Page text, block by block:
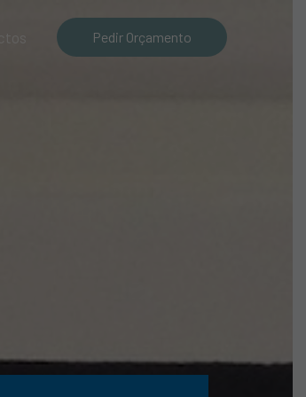
Pedir Orçamento